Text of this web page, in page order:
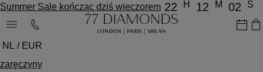
Summer Sale kończąc dziś wieczorem 22 H 12 M 02 S
NL / EUR
zaręczyny